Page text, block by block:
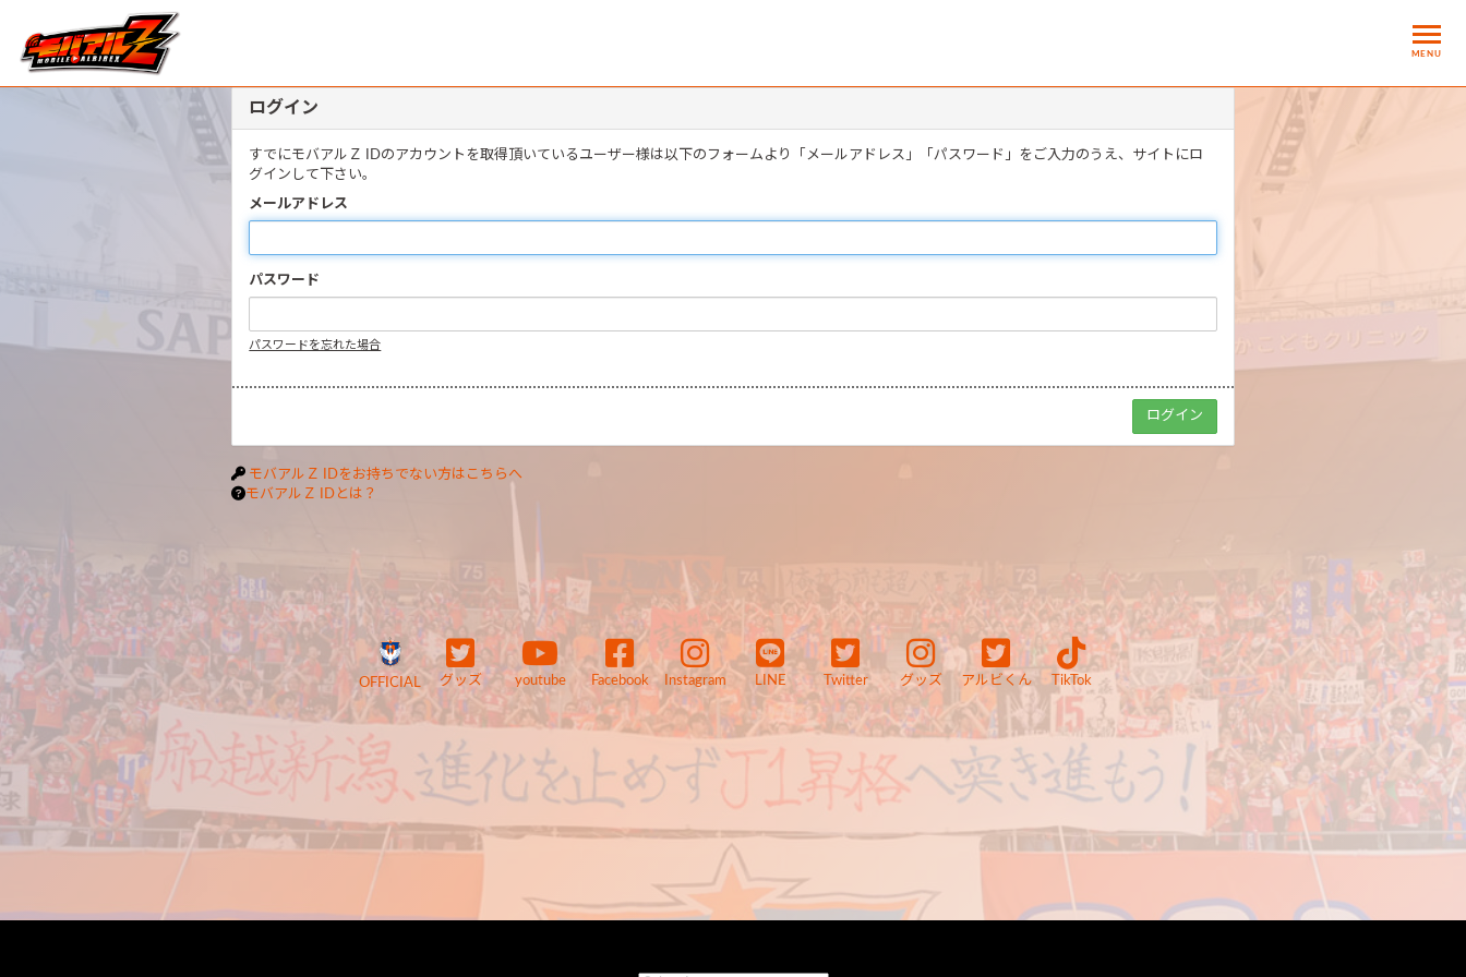
MENU
ログイン
すでにモバアルＺ IDのアカウントを取得頂いているユーザー様は以下のフォームより「メールアドレス」「パスワード」をご入力のうえ、サイトにロ
グインして下さい。
メールアドレス
パスワード
パスワードを忘れた場合
モバアルＺ IDをお持ちでない方はこちらへ
モバアルＺ IDとは？
OFFICIAL グッズ youtube Facebook Instagram LINE Twitter グッズ アルビくん TikTok